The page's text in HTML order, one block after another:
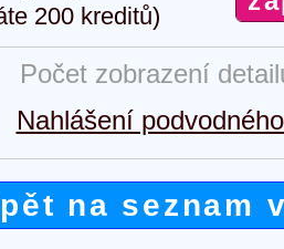
200 kreditů)
Počet zobrazení
Nahlášení
na seznam